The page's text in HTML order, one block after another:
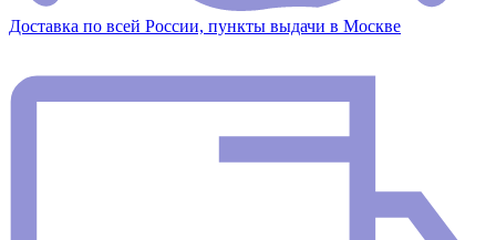
Доставка по всей России, пункты выдачи в Москве